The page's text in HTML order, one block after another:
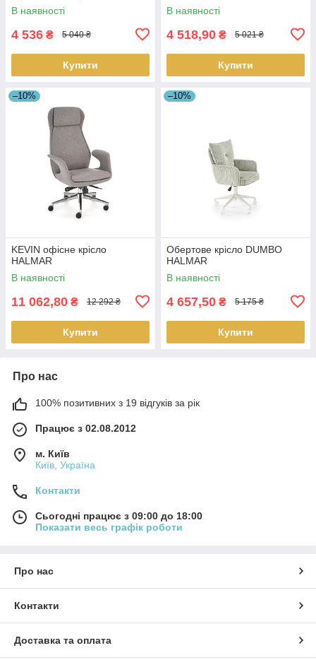
В наявності
4 536 ₴ 5 040 ₴
Купити
В наявності
4 518,90 ₴ 5 021 ₴
Купити
–10%
KEVIN офісне крісло
HALMAR
В наявності
11 062,80 ₴ 12 292 ₴
Купити
–10%
Обертове крісло DUMBO
HALMAR
В наявності
4 657,50 ₴ 5 175 ₴
Купити
Про нас
100% позитивних з 19 відгуків за рік
Працює з 02.08.2012
м. Київ
Київ, Україна
Контакти
Сьогодні працює з 09:00 до 18:00
Показати весь графік роботи
Про нас
Контакти
Доставка та оплата